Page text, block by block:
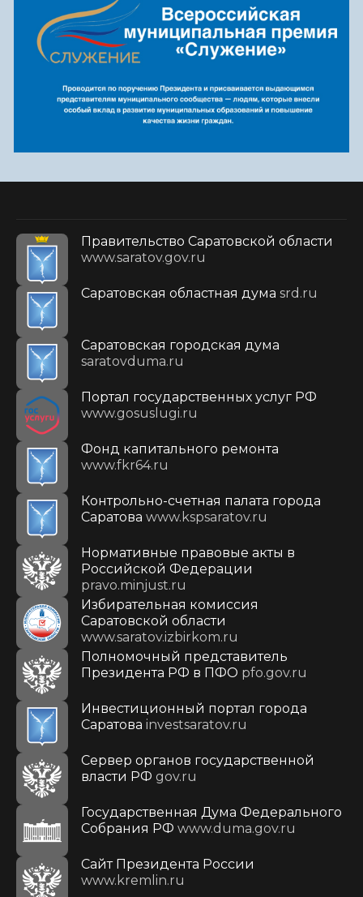
Правительство Саратовской области
www.saratov.gov.ru
Саратовская областная дума srd.ru
Саратовская городская дума
saratovduma.ru
Портал государственных услуг РФ
www.gosuslugi.ru
Фонд капитального ремонта
www.fkr64.ru
Контрольно-счетная палата города
Саратова www.kspsaratov.ru
Нормативные правовые акты в
Российской Федерации
pravo.minjust.ru
Избирательная комиссия
Саратовской области
www.saratov.izbirkom.ru
Полномочный представитель
Президента РФ в ПФО pfo.gov.ru
Инвестиционный портал города
Саратова investsaratov.ru
Сервер органов государственной
власти РФ gov.ru
Государственная Дума Федерального
Собрания РФ www.duma.gov.ru
Cайт Президента России
www.kremlin.ru